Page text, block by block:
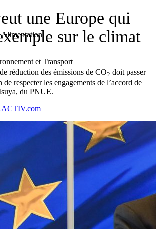
et Transport
une Europe qui
sur le climat
réduction des émissions de CO2 doit passer
respecter les engagements de l’accord de
du PNUE.